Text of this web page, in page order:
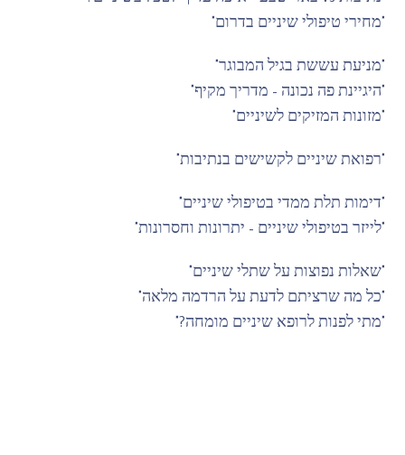
"מחירי טיפולי שיניים בדרום"
"מניעת עששת בגיל המבוגר"
"היגיינת פה נכונה – מדריך מקיף"
"מזונות המזיקים לשיניים"
"רפואת שיניים לקשישים בנתיבות"
"דימות תלת ממדי בטיפולי שיניים"
"לייזר בטיפולי שיניים – יתרונות וחסרונות"
"שאלות נפוצות על שתלי שיניים"
"כל מה שרציתם לדעת על הרדמה מלאה"
"מתי לפנות לרופא שיניים מומחה?"